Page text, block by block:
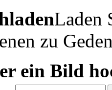
Laden
zu
ein Bild